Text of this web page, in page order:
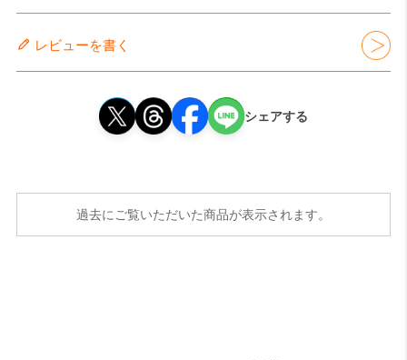
レビューを書く
シェアする
過去にご覧いただいた商品が表示されます。